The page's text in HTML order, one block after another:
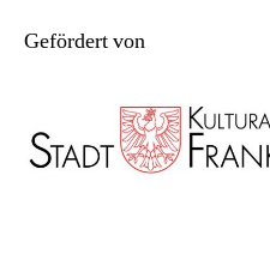
Gefördert von